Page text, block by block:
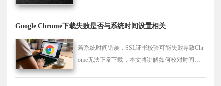
Google Chrome下载失败是否与系统时间设置相关
若系统时间错误，SSL证书校验可能失败导致Chr
ome无法正常下载，本文将讲解如何校对时间并